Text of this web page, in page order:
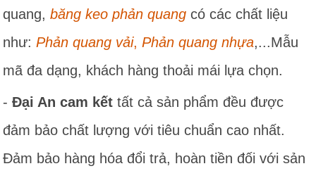
quang,băng keo phản quang có các chất liệu
như:Phản quang vải,Phản quang nhựa,...Mẫu
mã đa dạng, khách hàng thoải mái lựa chọn.
-Đại An cam kết tất cả sản phẩm đều được
đảm bảo chất lượng với tiêu chuẩn cao nhất.
Đảm bảo hàng hóa đổi trả, hoàn tiền đối với sản